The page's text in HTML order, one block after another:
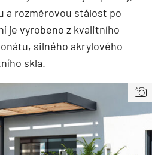
a rozměrovou stálost po
je vyrobeno z kvalitního
silného akrylového
skla.